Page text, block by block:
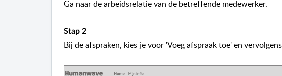
Ga naar de arbeidsrelatie van de betreffende medewerker.
Stap 2
Bij de afspraken, kies je voor 'Voeg afspraak toe' en